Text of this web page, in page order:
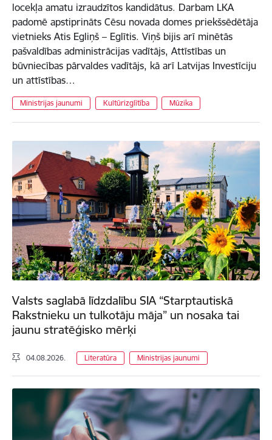
locekļa amatu izraudzītos kandidātus. Darbam LKA
padomē apstiprināts Cēsu novada domes priekšsēdētāja
vietnieks Atis Egliņš – Eglītis. Viņš bijis arī minētās
pašvaldības administrācijas vadītājs, Attīstības un
būvniecības pārvaldes vadītājs, kā arī Latvijas Investīciju
un attīstības…
Ministrijas jaunumi Kultūrizglītība Mūzika
Valsts saglabā līdzdalību SIA “Starptautiskā
Rakstnieku un tulkotāju māja” un nosaka tai
jaunu stratēģisko mērķi
04.08.2026. Literatūra Ministrijas jaunumi